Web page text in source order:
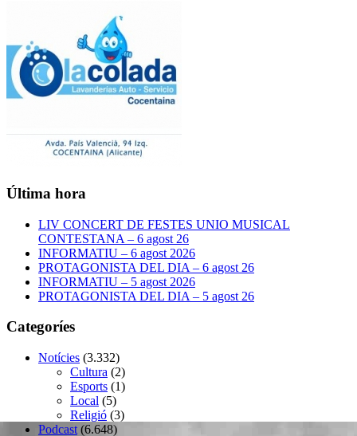
Última hora
LIV CONCERT DE FESTES UNIO MUSICAL
CONTESTANA – 6 agost 26
INFORMATIU – 6 agost 2026
PROTAGONISTA DEL DIA – 6 agost 26
INFORMATIU – 5 agost 2026
PROTAGONISTA DEL DIA – 5 agost 26
Categoríes
Notícies (3.332)
Cultura (2)
Esports (1)
Local (5)
Religió (3)
Podcast (6.648)